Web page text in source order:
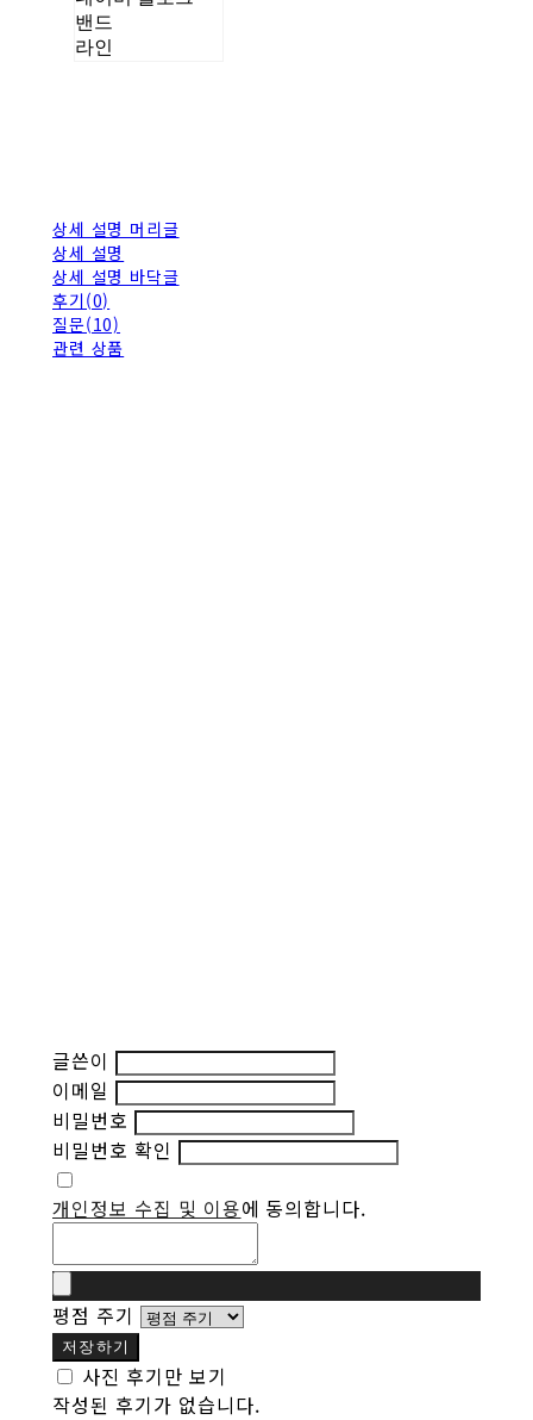
밴드
라인
상세 설명 머리글
상세 설명
상세 설명 바닥글
후기(0)
질문(10)
관련 상품
글쓴이
이메일
비밀번호
비밀번호 확인
개인정보 수집 및 이용에 동의합니다.
평점 주기
저장하기
사진 후기만 보기
작성된 후기가 없습니다.